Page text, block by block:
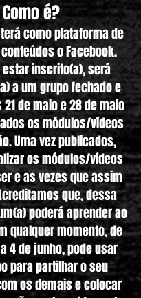
Como é?
como plataforma de
o Facebook.
estar inscrito(a), será
a um grupo fechado e
de maio e 28 de maio
os módulos/vídeos
Uma vez publicados,
os módulos/vídeos
e as vezes que assim
que, dessa
poderá aprender ao
qualquer momento, de
4 de junho, pode usar
para partilhar o seu
os demais e colocar